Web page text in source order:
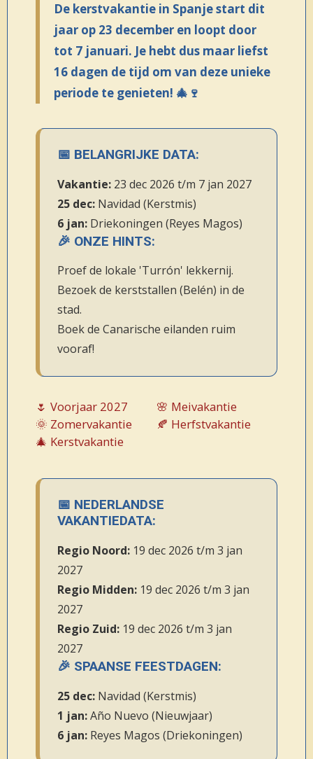
De kerstvakantie in Spanje start dit
jaar op 23 december en loopt door
tot 7 januari. Je hebt dus maar liefst
16 dagen de tijd om van deze unieke
periode te genieten! 🎄🍷
📅 BELANGRIJKE DATA:
Vakantie: 23 dec 2026 t/m 7 jan 2027
25 dec: Navidad (Kerstmis)
6 jan: Driekoningen (Reyes Magos)
🎉 ONZE HINTS:
Proef de lokale 'Turrón' lekkernij.
Bezoek de kerststallen (Belén) in de
stad.
Boek de Canarische eilanden ruim
vooraf!
🌷 Voorjaar 2027
🌸 Meivakantie
🌞 Zomervakantie
🍂 Herfstvakantie
🎄 Kerstvakantie
📅 NEDERLANDSE
VAKANTIEDATA:
Regio Noord: 19 dec 2026 t/m 3 jan
2027
Regio Midden: 19 dec 2026 t/m 3 jan
2027
Regio Zuid: 19 dec 2026 t/m 3 jan
2027
🎉 SPAANSE FEESTDAGEN:
25 dec: Navidad (Kerstmis)
1 jan:Año Nuevo (Nieuwjaar)
6 jan: Reyes Magos (Driekoningen)